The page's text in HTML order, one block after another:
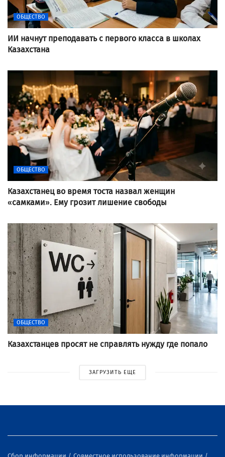
ОБЩЕСТВО
ИИ начнут преподавать с первого класса в школах
Казахстана
ОБЩЕСТВО
Казахстанец во время тоста назвал женщин
«самками». Ему грозит лишение свободы
ОБЩЕСТВО
Казахстанцев просят не справлять нужду где попало
ЗАГРУЗИТЬ ЕЩЕ